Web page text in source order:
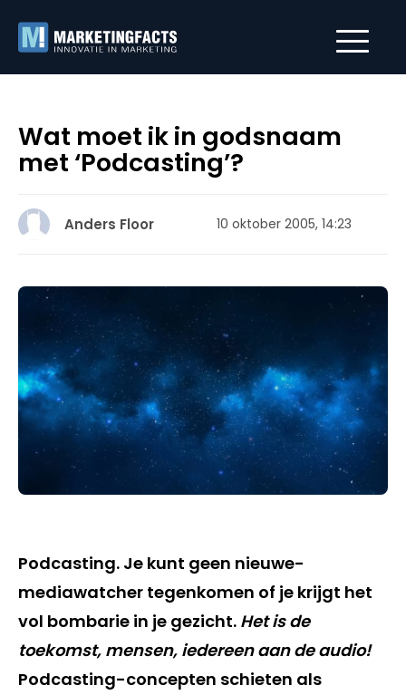
Wat moet ik in godsnaam
met ‘Podcasting’?
Anders Floor 10 oktober 2005, 14:23
Podcasting. Je kunt geen nieuwe-
mediawatcher tegenkomen of je krijgt het
vol bombarie in je gezicht. Het is de
toekomst, mensen, iedereen aan de audio!
Podcasting-concepten schieten als